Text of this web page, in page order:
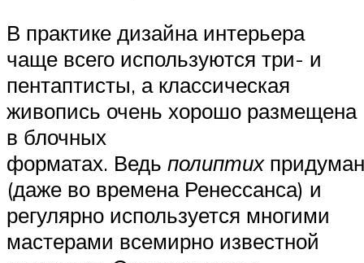
В практике дизайна интерьера
чаще всего используются три- и
пентаптисты, а классическая
живопись очень хорошо размещена
в блочных
форматах. Ведь полиптихпридуман
(даже во времена Ренессанса) и
регулярно используется многими
мастерами всемирно известной